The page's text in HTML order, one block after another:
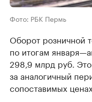
Фото: РБК Пермь
Оборот розничной
по итогам
298,9 млрд руб.
за аналогичный
сопоставимых